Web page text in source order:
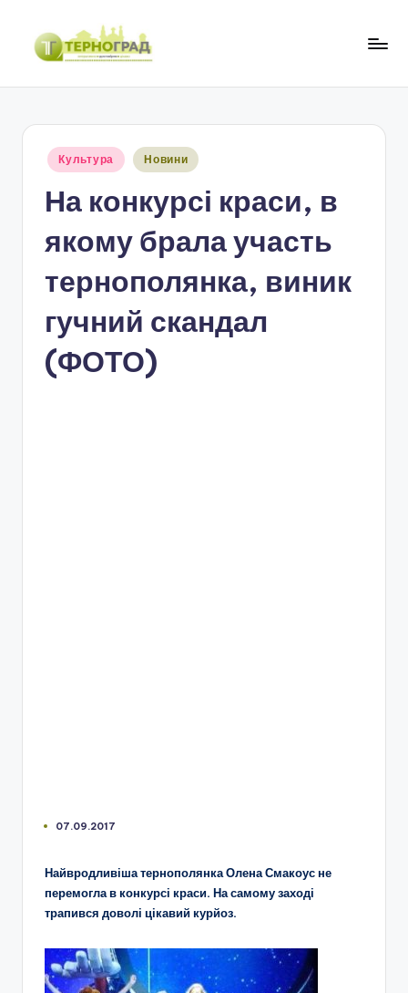
Перейти
Опубліковано
Культура Новини
На конкурсі краси, в
якому брала участь
тернополянка, виник
гучний скандал
(ФОТО)
07.09.2017
Найвродливіша тернополянка Олена Смакоус не
перемогла в конкурсі краси. На самому заході
трапився доволі цікавий курйоз.